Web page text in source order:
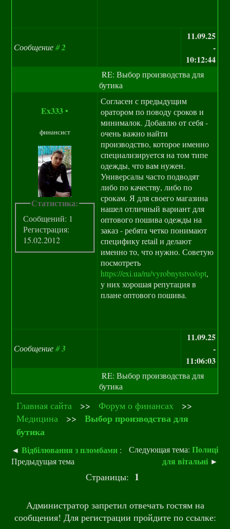
Сообщение#2
11.09.25
-
10:12:44
RE: Выбор производства для
бутика
Ex333•
финансист
Статистика:
Сообщений: 1
Регистрация:
15.02.2012
Согласен с предыдущим
оратором по поводу сроков и
минималок. Добавлю от себя -
очень важно найти
производство, которое именно
специализируется на том типе
одежды, что вам нужен.
Универсалы часто подводят
либо по качеству, либо по
срокам. Я для своего магазина
нашел отличный вариант для
оптового пошива одежды на
заказ - ребята четко понимают
специфику retail и делают
именно то, что нужно. Советую
посмотреть
https://exi.ua/ru/vyrobnytstvo/opt,
у них хорошая репутация в
плане оптового пошива.
Сообщение#3
11.09.25
-
11:06:03
RE: Выбор производства для
бутика
Главная сайта >>Форум о финансах
>>
Медицина
>>Выбор производства для
бутика
◄Відбілювання з пломбами :
Предыдущая тема
Следующая тема:Полиці
для вітальні ►
Страницы: 1
Администратор запретил отвечать гостям на
сообщения! Для регистрации пройдите по ссылке: